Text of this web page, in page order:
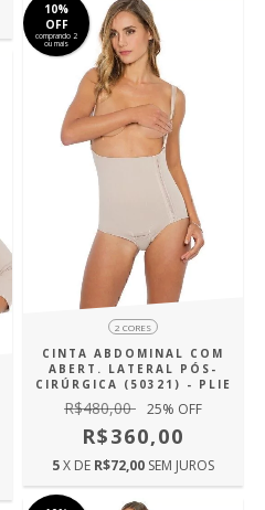
10%
OFF
comprando 2
ou mais
2 CORES
CINTA ABDOMINAL COM
ABERT. LATERAL PÓS-
CIRÚRGICA (50321) - PLIE
R$480,00 25% OFF
R$360,00
5X DE R$72,00 SEM JUROS